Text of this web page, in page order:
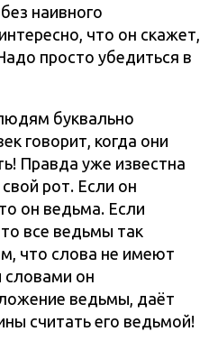
наивного
что он скажет,
просто убедиться в
буквально
говорит, когда они
Правда уже известна
рот. Если он
он ведьма. Если
все ведьмы так
что слова не имеют
словами он
ведьмы, даёт
считать его ведьмой!